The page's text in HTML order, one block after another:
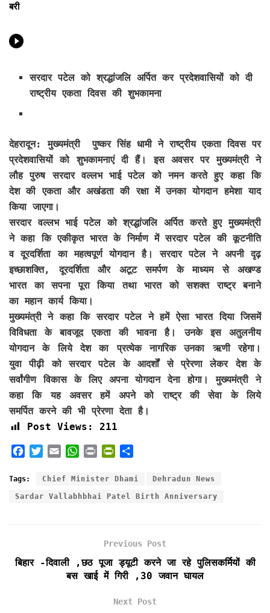
बरी
सरदार पटेल को श्रद्धांजलि अर्पित कर प्रदेशवासियों को दी
राष्ट्रीय एकता दिवस की शुभकामना
देहरादून: मुख्यमंत्री पुष्कर सिंह धामी ने राष्ट्रीय एकता दिवस पर
प्रदेशवासियों को शुभकामनाएं दी हैं। इस अवसर पर मुख्यमंत्री ने
लौह पुरुष सरदार वल्लभ भाई पटेल को नमन करते हुए कहा कि
देश की एकता और अखंडता की रक्षा में उनका योगदान हमेशा याद
किया जाएगा।
सरदार वल्लभ भाई पटेल को श्रद्धांजलि अर्पित करते हुए मुख्यमंत्री
ने कहा कि एकीकृत भारत के निर्माण में सरदार पटेल की कूटनीति
व दूरदर्शिता का महत्वपूर्ण योगदान है। सरदार पटेल ने अपनी दृढ़
इच्छाशक्ति, दूरदर्शिता और अटूट समर्पण के माध्यम से अखण्ड
भारत का सपना पूरा किया तथा भारत को सशक्त राष्ट्र बनाने
का महान कार्य किया।
मुख्यमंत्री ने कहा कि सरदार पटेल ने हमें ऐसा भारत दिया जिसमें
विविधता के बावजूद एकता की भावना है। उनके इस अतुलनीय
योगदान के लिये देश का प्रत्येक नागरिक उनका ऋणी रहेगा।
युवा पीढ़ी को सरदार पटेल के आदर्शों से प्रेरणा लेकर देश के
सर्वांगीण विकास के लिए अपना योगदान देना होगा। मुख्यमंत्री ने
कहा कि यह अवसर हमें अपने को राष्ट्र की सेवा के लिये
समर्पित करने की भी प्रेरणा देता है।
Post Views:
211
c
i
a
i
a
t
i
n
i
n
i
e
n
l
a
r
Tags: Chief Minister Dhami Dehradun News
Sardar Vallabhbhai Patel Birth Anniversary
Previous Post
बिहार -दिवाली ,छठ पूजा ड्यूटी करने जा रहे पुलिसकर्मियों की
बस खाई में गिरी ,30 जवान घायल
Next Post